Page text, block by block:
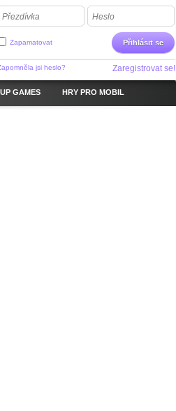
Přezdívka Heslo
Přihlásit se
Zapamatovat
jsi heslo? Zaregistrovat se!
GAMES HRY PRO MOBIL